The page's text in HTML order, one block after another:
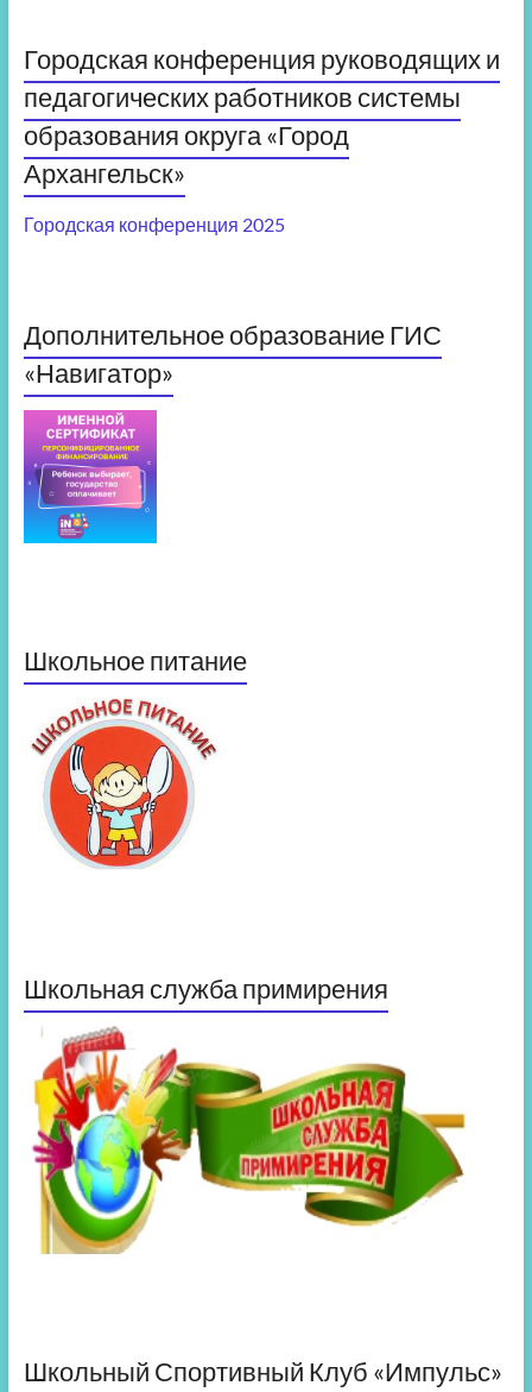
Городская конференция руководящих и
педагогических работников системы
образования округа «Город
Архангельск»
Городская конференция 2025
Дополнительное образование ГИС
«Навигатор»
Школьное питание
Школьная служба примирения
Школьный Спортивный Клуб «Импульс»